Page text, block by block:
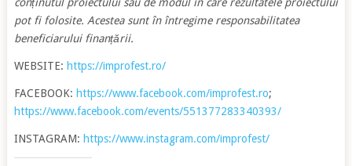
pot fi folosite. Acestea sunt în întregime responsabilitatea
beneficiarului finanțării.
WEBSITE: https://improfest.ro/
FACEBOOK: https://www.facebook.com/improfest.ro;
https://www.facebook.com/events/551377283340393/
INSTAGRAM: https://www.instagram.com/improfest/